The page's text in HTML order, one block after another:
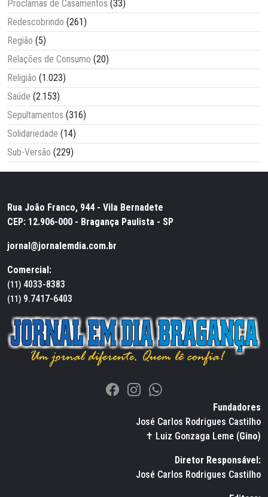
Proclamas de Casamentos (33)
Redescobrindo (261)
Região (5)
Relações de Consumo (20)
Religião (1.023)
Saúde (2.153)
Sepultamentos (316)
Solidariedade (14)
Sub-Versão (229)
Rua João Franco, 944 - Vila Bernadete
CEP: 12.906-000 - Bragança Paulista - SP
jornal@jornalemdia.com.br
Comercial:
(11) 4033-8383
(11) 9.7417-6403
Fundadores
José Carlos Rodrigues Castilho
✝ Luiz Gonzaga Leme (Gino)
Diretor Responsável:
José Carlos Rodrigues Castilho